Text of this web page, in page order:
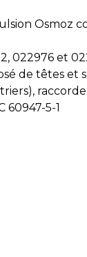
Osmoz
022976 et
de têtes et
60947-5-1